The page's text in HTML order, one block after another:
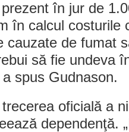
în jur de
în calcul costurile
cauzate de fumat
să fie undeva
spus Gudnason.
oficială a
dependenţă.